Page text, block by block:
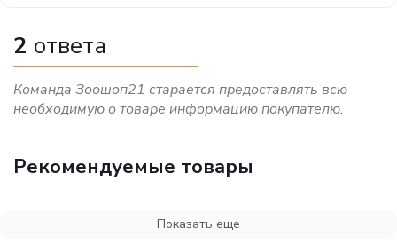
2 ответа
Команда Зоошоп21 старается предоставлять всю
необходимую о товаре информацию покупателю.
Рекомендуемые товары
Показать еще